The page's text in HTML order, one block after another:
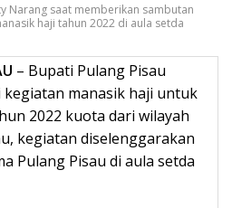
Narang saat memberikan sambutan
haji tahun 2022 di aula setda
– Bupati Pulang Pisau
kegiatan manasik haji untuk
2022 kuota dari wilayah
kegiatan diselenggarakan
Pulang Pisau di aula setda